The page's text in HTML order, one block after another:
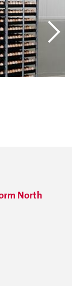
North